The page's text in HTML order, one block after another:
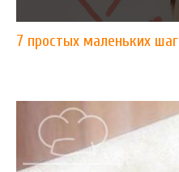
7 простых маленьких